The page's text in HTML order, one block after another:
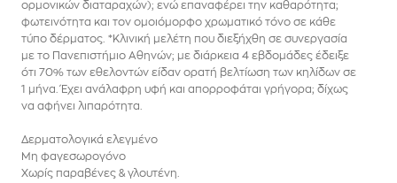
ορμονικών διαταραχών); ενώ επαναφέρει την καθαρότητα;
φωτεινότητα και τον ομοιόμορφο χρωματικό τόνο σε κάθε
τύπο δέρματος. *Κλινική μελέτη που διεξήχθη σε συνεργασία
με το Πανεπιστήμιο Αθηνών; με διάρκεια 4 εβδομάδες έδειξε
ότι 70% των εθελοντών είδαν ορατή βελτίωση των κηλίδων σε
1 μήνα. Έχει ανάλαφρη υφή και απορροφάται γρήγορα; δίχως
να αφήνει λιπαρότητα.
Δερματολογικά ελεγμένο
Μη φαγεσωρογόνο
Χωρίς παραβένες & γλουτένη.